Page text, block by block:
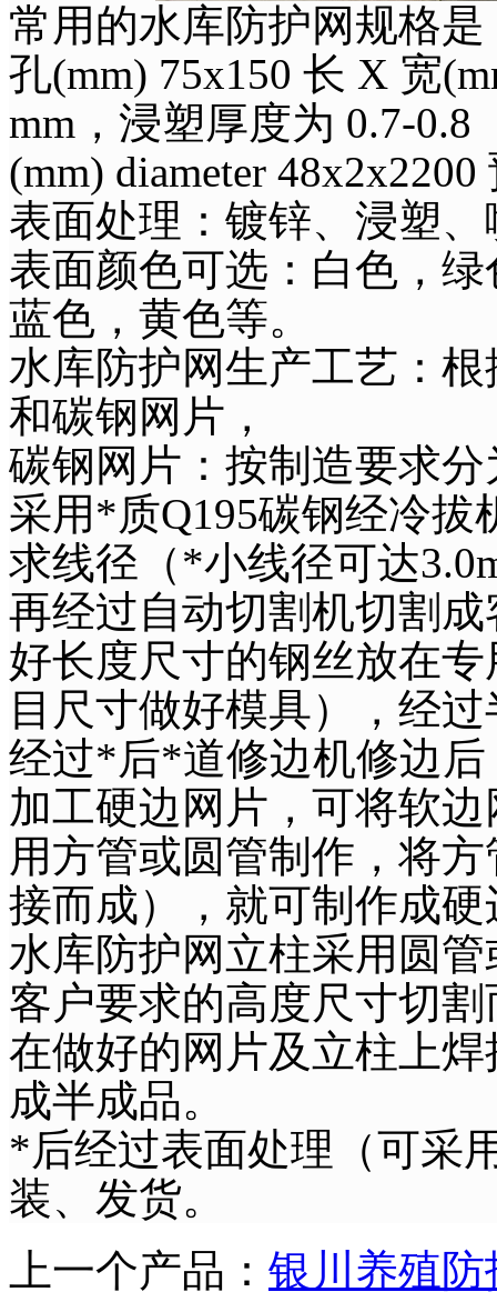
常用的水库防护网规格
孔(mm) 75x150 长 X 宽
mm，浸塑厚度为 0.7-0.8
(mm) diameter
表面处理：镀锌、浸塑
表面颜色可选：白色，
蓝色，黄色等。
水库防护网生产工艺：
和碳钢网片，
碳钢网片：按制造要求
采用*质Q195碳钢经冷
求线径（*小线径可达
再经过自动切割机切割
好长度尺寸的钢丝放在
目尺寸做好模具），经
经过*后*道修边机修边
加工硬边网片，可将软
用方管或圆管制作，将
接而成），就可制作成
水库防护网立柱采用圆
客户要求的高度尺寸切
在做好的网片及立柱上
成半成品。
*后经过表面处理（可采
装、发货。
上一个产品： 银川养殖防